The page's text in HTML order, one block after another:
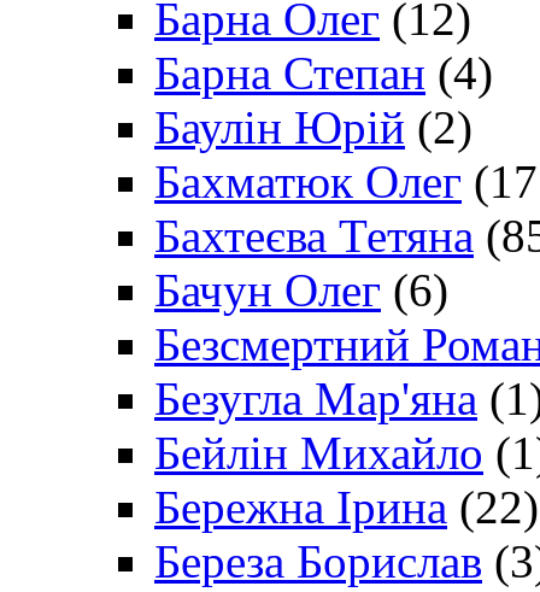
Барна Олег (12)
Барна Степан (4)
Баулін Юрій (2)
Бахматюк Олег
Бахтеєва Тетяна
Бачун Олег (6)
Безсмертний
Безугла Мар'яна
Бейлін Михайло
Бережна Ірина (22)
Береза Борислав